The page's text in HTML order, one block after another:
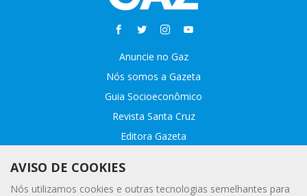
Anuncie no Gaz
Nós somos a Gazeta
Guia Socioeconômico
Revista Santa Cruz
Editora Gazeta
Fale conosco
AVISO DE COOKIES
Nós utilizamos cookies e outras tecnologias semelhantes para